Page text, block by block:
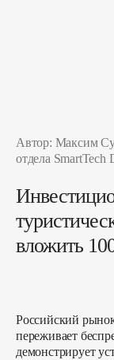
Автор: Максим
отдела SmartTech
вложить
Российский
переживает
демонстрирует